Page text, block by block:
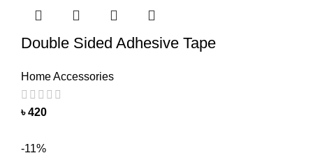
Double Sided Adhesive Tape
Home Accessories
৳420
-11%